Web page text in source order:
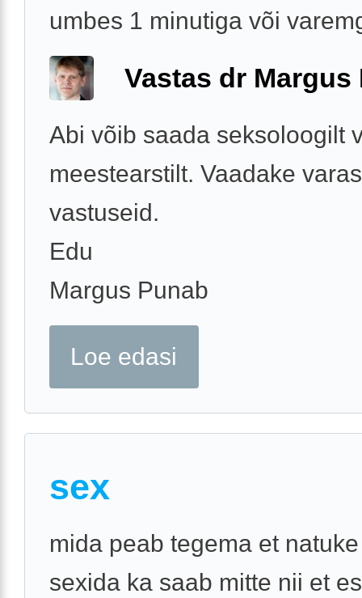
umbes 1 minutiga või
Vastas dr Margus
Abi võib saada seksoloogilt
meestearstilt. Vaadake
vastuseid.
Edu
Margus Punab
Loe edasi
sex
mida peab tegema et
sexida ka saab mitte nii et